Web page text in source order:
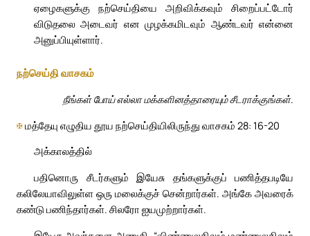
ஏழைகளுக்கு நற்செய்தியை அறிவிக்கவும் சிறைப்பட்டோர்
விடுதலை அடைவர் என முழக்கமிடவும் ஆண்டவர் என்னை
அனுப்பியுள்ளார்.
நற்செய்தி வாசகம்
நீங்கள் போய் எல்லா மக்களினத்தாரையும் சீடராக்குங்கள்.
✠மத்தேயு எழுதிய தூய நற்செய்தியிலிருந்து வாசகம் 28: 16-20
அக்காலத்தில்
பதினொரு சீடர்களும் இயேசு தங்களுக்குப் பணித்தபடியே
கலிலேயாவிலுள்ள ஒரு மலைக்குச் சென்றார்கள். அங்கே அவரைக்
கண்டு பணிந்தார்கள். சிலரோ ஐயமுற்றார்கள்.